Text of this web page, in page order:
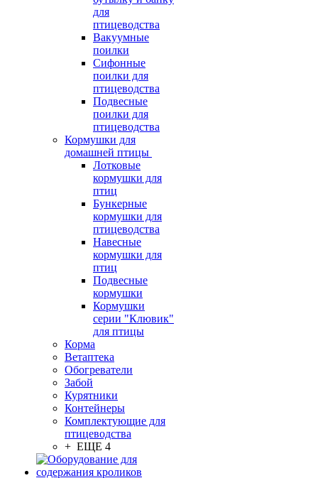
для
птицеводства
Вакуумные
поилки
Сифонные
поилки для
птицеводства
Подвесные
поилки для
птицеводства
Кормушки для
домашней птицы
Лотковые
кормушки для
птиц
Бункерные
кормушки для
птицеводства
Навесные
кормушки для
птиц
Подвесные
кормушки
Кормушки
серии "Клювик"
для птицы
Корма
Ветаптека
Обогреватели
Забой
Курятники
Контейнеры
Комплектующие для
птицеводства
+ ЕЩЕ 4